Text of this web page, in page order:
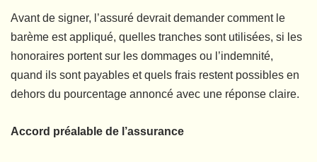
Avant de signer, l’assuré devrait demander comment le
barème est appliqué, quelles tranches sont utilisées, si les
honoraires portent sur les dommages ou l’indemnité,
quand ils sont payables et quels frais restent possibles en
dehors du pourcentage annoncé avec une réponse claire.
Accord préalable de l’assurance